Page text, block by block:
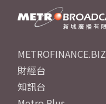
METROFINANCE.BIZ
財經台
知訊台